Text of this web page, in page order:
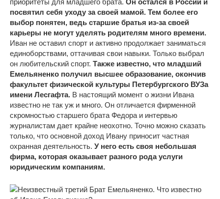
приоритеты для младшего брата. Он остался в России и
посвятил себя уходу за своей мамой. Тем более его
выбор понятен, ведь старшие братья из-за своей
карьеры не могут уделять родителям много времени.
Иван не оставил спорт и активно продолжает заниматься
единоборствами, оттачивая свои навыки. Только выбрал
он любительский спорт. Также известно, что младший
Емельяненко получил высшее образование, окончив
факультет физической культуры Петербургского ВУЗа
имени Лесгафта. В настоящий момент о жизни Ивана
известно не так уж и много. Он отличается фирменной
скромностью старшего брата Федора и интервью
журналистам дает крайне неохотно. Точно можно сказать
только, что основной доход Ивану приносит частная
охранная деятельность. У него есть своя небольшая
фирма, которая оказывает разного рода услуги
юридическим компаниям.